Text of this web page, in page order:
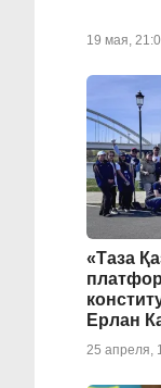
19 мая,
«Таза
Ерлан
25 апреля,